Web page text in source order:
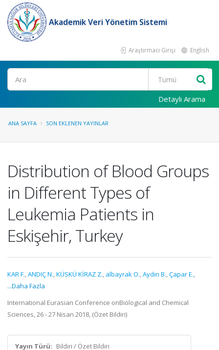
Akademik Veri Yönetim Sistemi
Araştırmacı Girişi English
Ara
Detaylı Arama
ANA SAYFA SON EKLENEN YAYINLAR
Distribution of Blood Groups
in Different Types of
Leukemia Patients in
Eskişehir, Turkey
KAR F.,ANDIÇ N.,KÜSKÜ KİRAZ Z., albayrak O.,Aydın B.,Çapar E.,
...Daha Fazla
International Eurasian Conference onBiological and Chemical
Sciences, 26 - 27 Nisan 2018, (Özet Bildiri)
Yayın Türü: Bildiri / Özet Bildiri